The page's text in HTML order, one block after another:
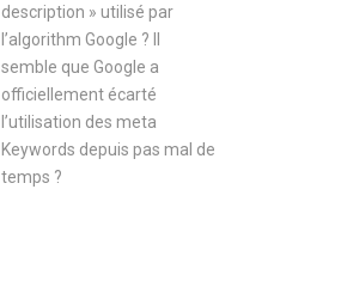
description » utilisé par
l’algorithm Google ? Il
semble que Google a
officiellement écarté
l’utilisation des meta
Keywords depuis pas mal de
temps ?